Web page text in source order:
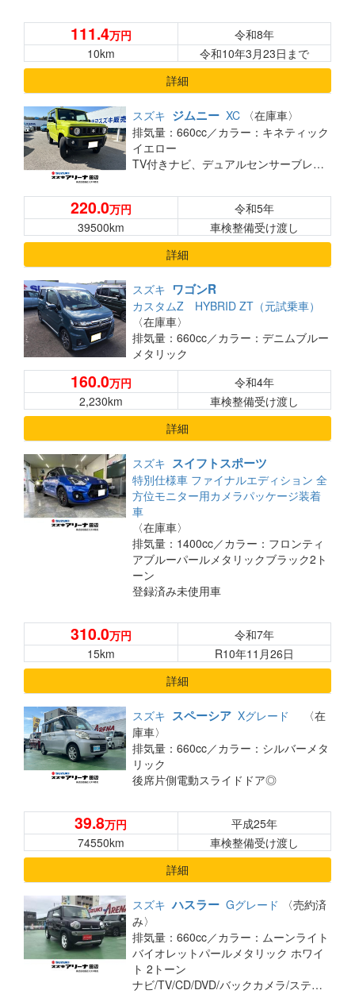
111.4万円
令和8年
10km
令和10年3月23日まで
詳細
スズキ ジムニー XC
〈在庫車〉
排気量：660cc／カラー：キネティック
イエロー
TV付きナビ、デュアルセンサーブレーキサポート
220.0万円
令和5年
39500km
車検整備受け渡し
詳細
スズキ ワゴンR
カスタムZ HYBRID ZT（元試乗車）
〈在庫車〉
排気量：660cc／カラー：デニムブルー
メタリック
160.0万円
令和4年
2,230km
車検整備受け渡し
詳細
スズキ スイフトスポーツ
特別仕様車 ファイナルエディション 全
方位モニター用カメラパッケージ装着
車
〈在庫車〉
排気量：1400cc／カラー：フロンティ
アブルーパールメタリックブラック2ト
ーン
登録済み未使用車
310.0万円
令和7年
15km
R10年11月26日
詳細
スズキ スペーシア Xグレード
〈在
庫車〉
排気量：660cc／カラー：シルバーメタ
リック
後席片側電動スライドドア◎
39.8万円
平成25年
74550km
車検整備受け渡し
詳細
スズキ ハスラー Gグレード
〈売約済
み〉
排気量：660cc／カラー：ムーンライト
バイオレットパールメタリック ホワイ
ト 2トーン
ナビ/TV/CD/DVD/バックカメラ/ステアリングスイッチ ETC シートヒーター プッシュボタンスターター 電動格納ドアミラー 運転席シートリフター 横滑り防止装置 衝突被害軽減ブレーキ